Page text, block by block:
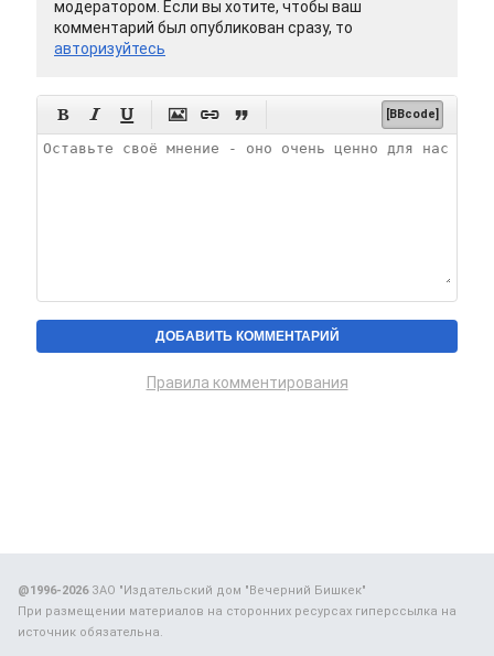
модератором. Если вы хотите, чтобы ваш
комментарий был опубликован сразу, то
авторизуйтесь
      [BBcode]
Правила комментирования
@1996-2026ЗАО "Издательский дом "Вечерний Бишкек"
При размещении материалов на сторонних ресурсах гиперссылка на
источник обязательна.